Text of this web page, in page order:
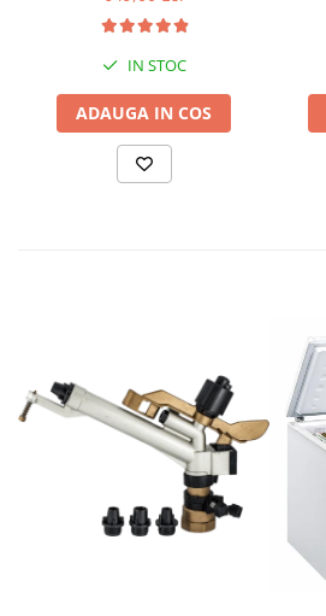
Presostat electronic DRK,
Model PC-58, 1kW, 220 V, 10
Bar
IN STOC
ADAUGA IN COS